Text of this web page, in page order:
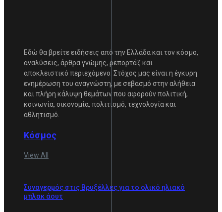
Εδώ θα βρείτε ειδήσεις από την Ελλάδα και τον κόσμο,
αναλύσεις, άρθρα γνώμης, ρεπορτάζ και
αποκλειστικό περιεχόμενο. Στόχος μας είναι η έγκυρη
ενημέρωση του αναγνώστη, με σεβασμό στην αλήθεια
και πλήρη κάλυψη θεμάτων που αφορούν πολιτική,
κοινωνία, οικονομία, πολιτισμό, τεχνολογία και
αθλητισμό.
Κόσμος
View All
Συναγερμός στις Βρυξέλλες για το ολικό ηλιακό
μπλακ άουτ